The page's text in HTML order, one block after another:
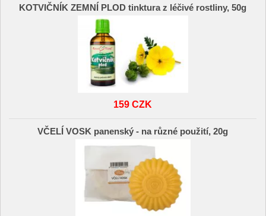
KOTVIČNÍK ZEMNÍ PLOD tinktura z léčivé rostliny, 50g
159 CZK
VČELÍ VOSK panenský - na různé použití, 20g